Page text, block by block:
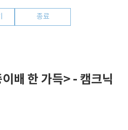
종료
배 한 가득> - 캠크닉